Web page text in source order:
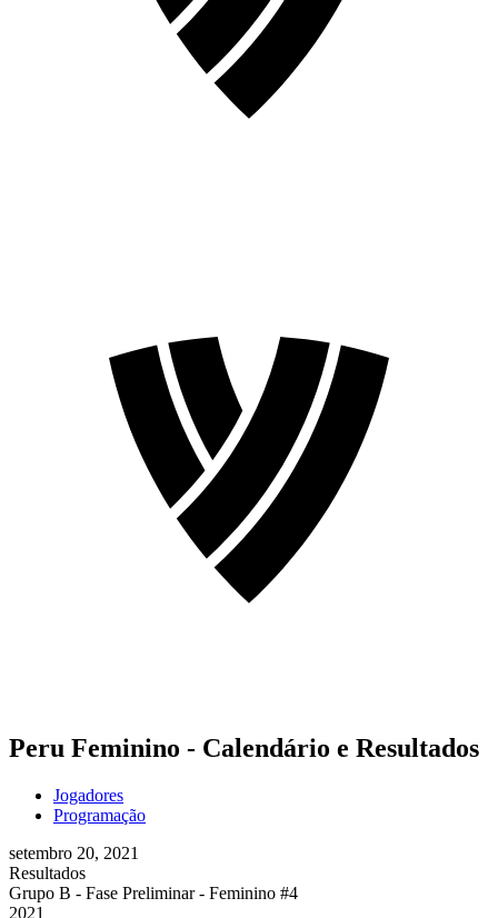
Peru Feminino - Calendário e Resultados
Jogadores
Programação
setembro 20, 2021
Resultados
Grupo B - Fase Preliminar - Feminino #4
2021